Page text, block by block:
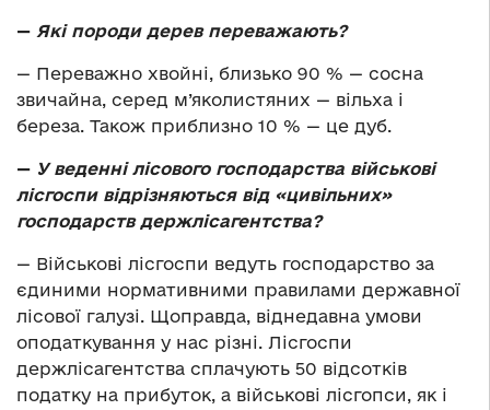
— Які породи дерев переважають?
— Переважно хвойні, близько 90 % — сосна
звичайна, серед м’яколистяних — вільха і
береза. Також приблизно 10 % — це дуб.
— У веденні лісового господарства військові
лісгоспи відрізняються від «цивільних»
господарств держлісагентства?
— Військові лісгоспи ведуть господарство за
єдиними нормативними правилами державної
лісової галузі. Щоправда, віднедавна умови
оподаткування у нас різні. Лісгоспи
держлісагентства сплачують 50 відсотків
податку на прибуток, а військові лісгопси, як і